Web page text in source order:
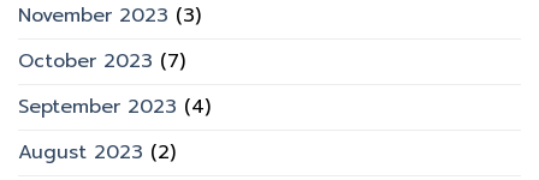
November 2023 (3)
October 2023 (7)
September 2023 (4)
August 2023 (2)